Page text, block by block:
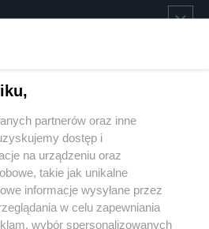
partnerów oraz inne
dostęp i
na urządzeniu oraz
takie jak unikalne
informacje wysyłane przez
w celu zapewniania
wybór spersonalizowanych